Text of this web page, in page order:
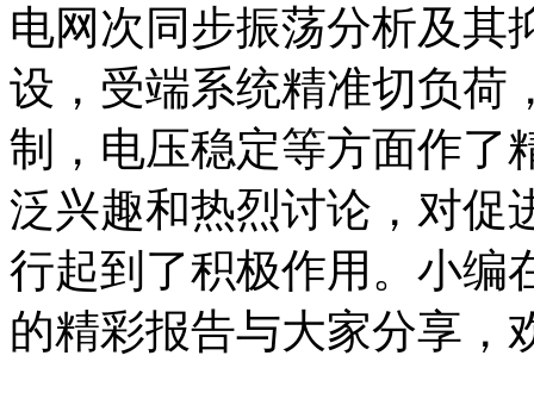
电网次同步振荡分析及其
设，受端系统精准切负荷
制，电压稳定等方面作了
泛兴趣和热烈讨论，对促
行起到了积极作用。小编
的精彩报告与大家分享，